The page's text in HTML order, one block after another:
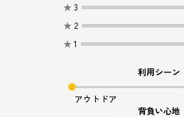
★ 3
★ 2
★ 1
利用シーン
アウトドア
背負い心地